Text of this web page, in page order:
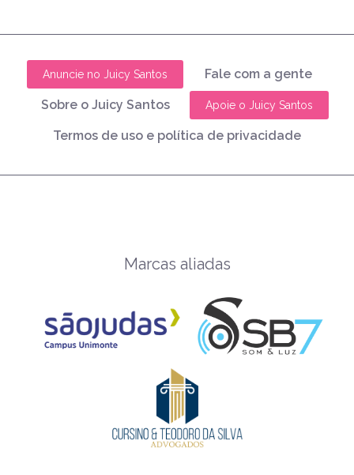
Anuncie no Juicy Santos Fale com a gente
Sobre o Juicy Santos Apoie o Juicy Santos
Termos de uso e política de privacidade
Marcas aliadas